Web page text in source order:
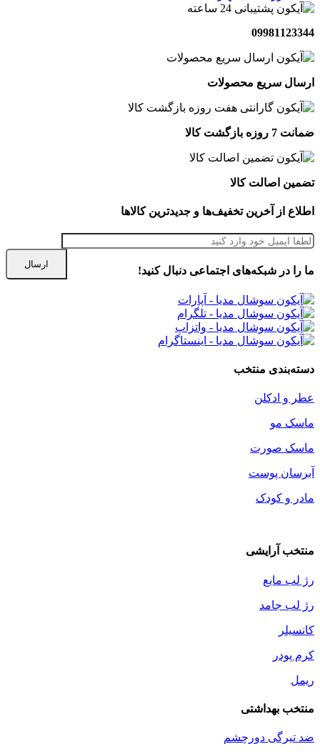
09981123344
ارسال سریع محصولات
ضمانت 7 روزه بازگشت کالا
تضمین اصالت کالا
اطلاع از آخرین تخفیف‌ها و جدیدترین کالاها
ما را در شبكه‌های اجتماعی دنبال کنید!
دسته‌بندی منتخب
عطر و ادکلن
ماسک مو
ماسک صورت
آبرسان پوست
مادر و کودک
منتخب آرایشی
رژ لب مایع
رژ لب جامد
کانسیلر
کرم پودر
ریمل
منتخب بهداشتی
ضد تیرگی دورچشم